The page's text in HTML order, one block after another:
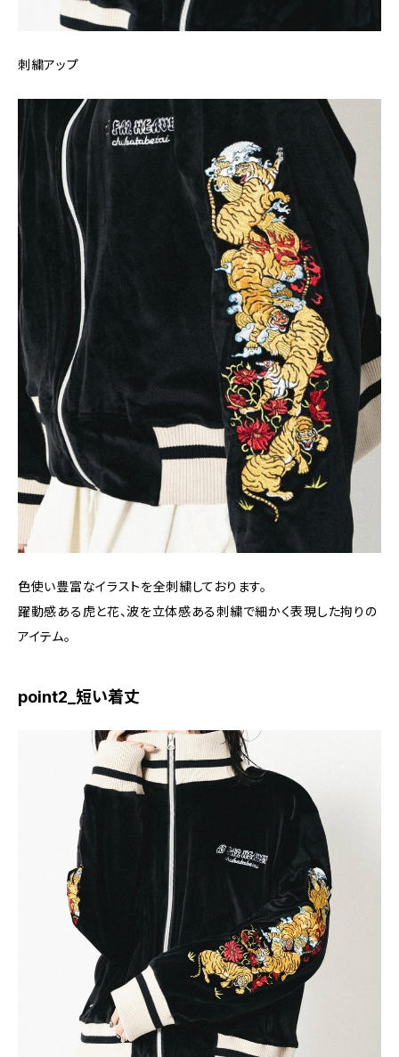
刺繍アップ
色使い豊富なイラストを全刺繍しております。
躍動感ある虎と花、波を立体感ある刺繍で細かく表現した拘りの
アイテム。
point2_短い着丈